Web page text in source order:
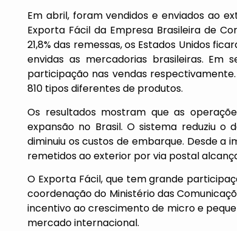
Em abril, foram vendidos e enviados ao
Exporta Fácil da Empresa Brasileira de
21,8% das remessas, os Estados Unidos
envidas as mercadorias brasileiras. Em
participação nas vendas
810 tipos diferentes de produtos.
Os resultados mostram que as
expansão no Brasil. O sistema reduziu o
diminuiu os custos de embarque. Desde a
remetidos ao exterior por via postal
O Exporta Fácil, que tem grande
coordenação do Ministério das
incentivo ao crescimento de micro e
mercado internacional.